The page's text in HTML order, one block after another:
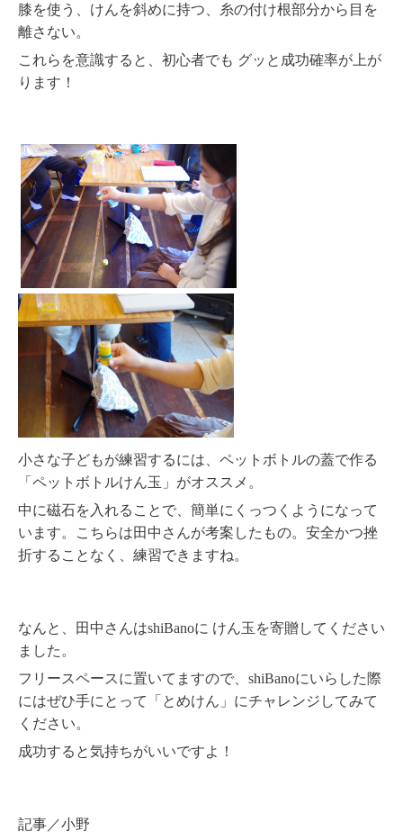
膝を使う、けんを斜めに持つ、糸の付け根部分から目を
離さない。
これらを意識すると、初心者でも グッと成功確率が上が
ります！
小さな子どもが練習するには、ペットボトルの蓋で作る
「ペットボトルけん玉」がオススメ。
中に磁石を入れることで、簡単にくっつくようになって
います。こちらは田中さんが考案したもの。安全かつ挫
折することなく、練習できますね。
なんと、田中さんはshiBanoに けん玉を寄贈してください
ました。
フリースペースに置いてますので、shiBanoにいらした際
にはぜひ手にとって「とめけん」にチャレンジしてみて
ください。
成功すると気持ちがいいですよ！
記事／小野